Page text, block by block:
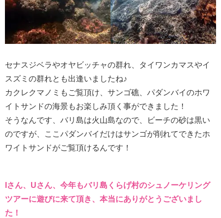
セナスジベラやオヤビッチャの群れ、タイワンカマスやイ
スズミの群れとも出逢いましたね♪
カクレクマノミもご覧頂け、サンゴ礁、パダンバイのホワ
イトサンドの海景もお楽しみ頂く事ができました！
そうなんです、バリ島は火山島なので、ビーチの砂は黒い
のですが、ここパダンバイだけはサンゴが削れてできたホ
ワイトサンドがご覧頂けるんです！
Iさん、Uさん、今年もバリ島くらげ村のシュノーケリング
ツアーに遊びに来て頂き、本当にありがとうございまし
た！